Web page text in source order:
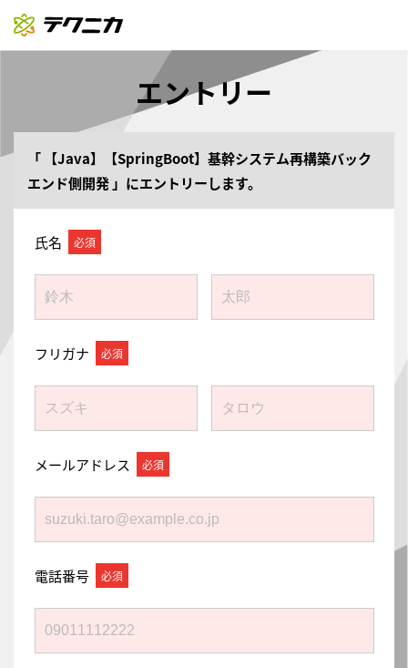
エントリー
「 【Java】【SpringBoot】基幹システム再構築バック
エンド側開発 」にエントリーします。
氏名
フリガナ
メールアドレス
電話番号